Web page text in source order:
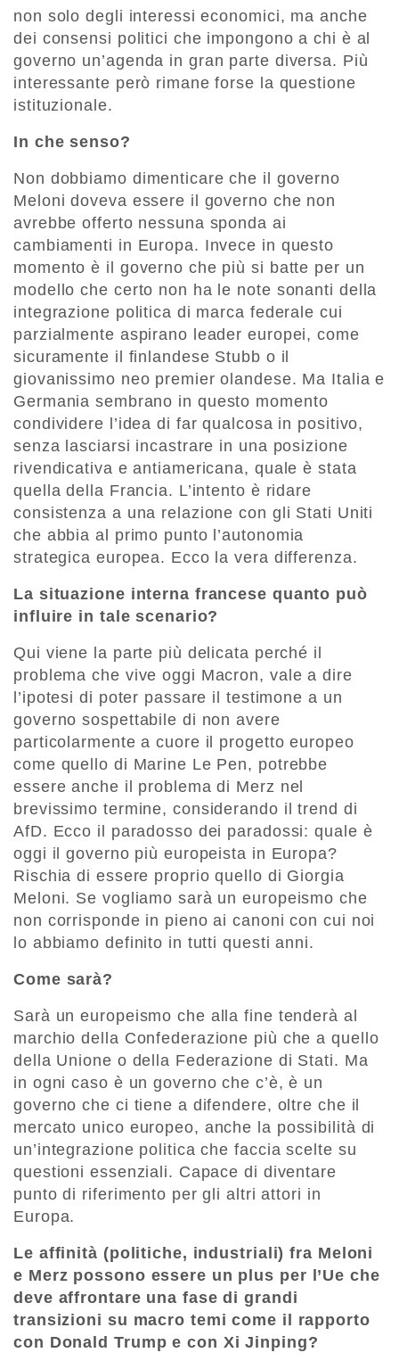
non solo degli interessi economici, ma anche
dei consensi politici che impongono a chi è al
governo un’agenda in gran parte diversa. Più
interessante però rimane forse la questione
istituzionale.
In che senso?
Non dobbiamo dimenticare che il governo
Meloni doveva essere il governo che non
avrebbe offerto nessuna sponda ai
cambiamenti in Europa. Invece in questo
momento è il governo che più si batte per un
modello che certo non ha le note sonanti della
integrazione politica di marca federale cui
parzialmente aspirano leader europei, come
sicuramente il finlandese Stubb o il
giovanissimo neo premier olandese. Ma Italia e
Germania sembrano in questo momento
condividere l’idea di far qualcosa in positivo,
senza lasciarsi incastrare in una posizione
rivendicativa e antiamericana, quale è stata
quella della Francia. L’intento è ridare
consistenza a una relazione con gli Stati Uniti
che abbia al primo punto l’autonomia
strategica europea. Ecco la vera differenza.
La situazione interna francese quanto può
influire in tale scenario?
Qui viene la parte più delicata perché il
problema che vive oggi Macron, vale a dire
l’ipotesi di poter passare il testimone a un
governo sospettabile di non avere
particolarmente a cuore il progetto europeo
come quello di Marine Le Pen, potrebbe
essere anche il problema di Merz nel
brevissimo termine, considerando il trend di
AfD. Ecco il paradosso dei paradossi: quale è
oggi il governo più europeista in Europa?
Rischia di essere proprio quello di Giorgia
Meloni. Se vogliamo sarà un europeismo che
non corrisponde in pieno ai canoni con cui noi
lo abbiamo definito in tutti questi anni.
Come sarà?
Sarà un europeismo che alla fine tenderà al
marchio della Confederazione più che a quello
della Unione o della Federazione di Stati. Ma
in ogni caso è un governo che c’è, è un
governo che ci tiene a difendere, oltre che il
mercato unico europeo, anche la possibilità di
un’integrazione politica che faccia scelte su
questioni essenziali. Capace di diventare
punto di riferimento per gli altri attori in
Europa.
Le affinità (politiche, industriali) fra Meloni
e Merz possono essere un plus per l’Ue che
deve affrontare una fase di grandi
transizioni su macro temi come il rapporto
con Donald Trump e con Xi Jinping?